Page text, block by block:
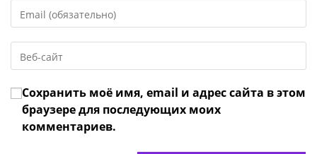
или
имя
чтобы
прокомментировать
свой
адрес,
чтобы
URL
веб-
сайта
(необязательно)
Сохранить моё имя, email и адрес сайта в этом
браузере для последующих моих
комментариев.